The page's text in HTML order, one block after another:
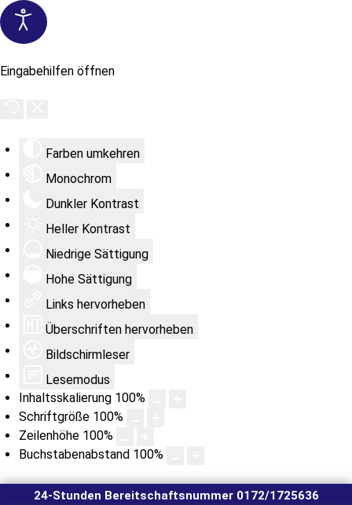
Eingabehilfen öffnen
Farben umkehren
Monochrom
Dunkler Kontrast
Heller Kontrast
Niedrige Sättigung
Hohe Sättigung
Links hervorheben
Überschriften hervorheben
Bildschirmleser
Lesemodus
Inhaltsskalierung 100%
Schriftgröße 100%
Zeilenhöhe 100%
Buchstabenabstand 100%
24-Stunden Bereitschaftsnummer 0172/1725636